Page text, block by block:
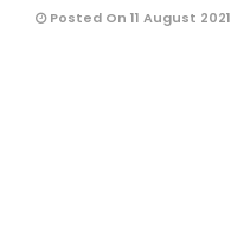
Posted On 11 August 2021